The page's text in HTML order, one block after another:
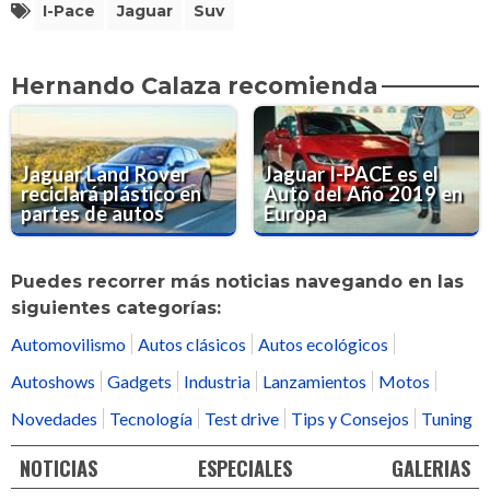
I-Pace Jaguar Suv
Hernando Calaza recomienda
Jaguar Land Rover
reciclará plástico en
partes de autos
Jaguar I-PACE es el
Auto del Año 2019 en
Europa
Puedes recorrer más noticias navegando en las
siguientes categorías:
Automovilismo Autos clásicos
Autos ecológicos
Autoshows
Gadgets Industria Lanzamientos
Motos
Novedades
Tecnología Test drive Tips y Consejos Tuning
NOTICIAS ESPECIALES GALERIAS